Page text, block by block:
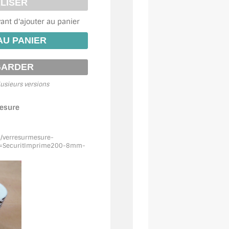
d'ajouter au panier
versions
verresurmesure-
-8mm-